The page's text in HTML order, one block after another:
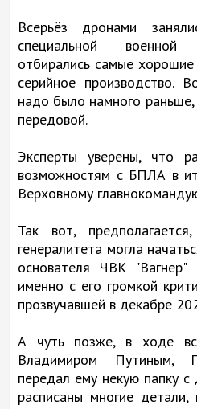
Всерьёз дронами
специальной
отбирались самые хорошие
серийное производство.
надо было намного
передовой.
Эксперты уверены, что
возможностям с БПЛА в
Верховному
Так вот,
генералитета могла
основателя ЧВК "Вагнер"
именно с его громкой
прозвучавшей в декабре
А чуть позже, в ходе
Владимиром Путиным,
передал ему некую папку
расписаны многие детали,